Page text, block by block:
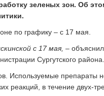
зеленых зон. Об
по графику – с 17 мая.
с 17 мая, –
Сургутского района.
Используемые препараты
реакций, в течение двух-